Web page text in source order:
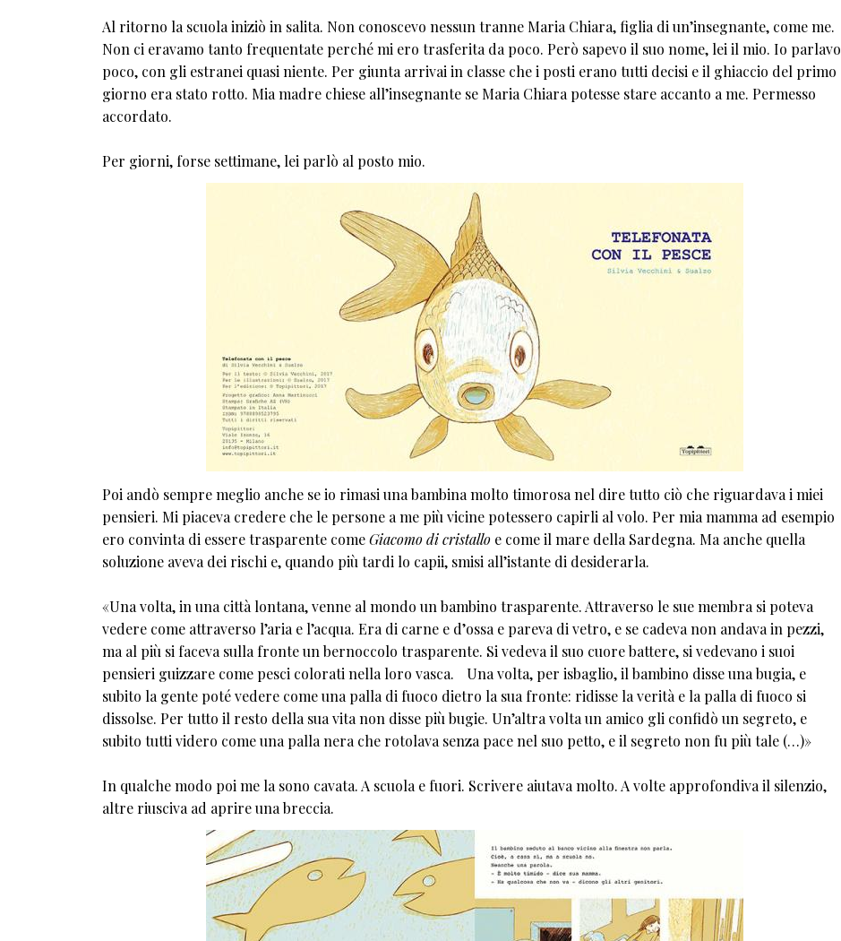
Al ritorno la scuola iniziò in salita. Non conoscevo nessun tranne Maria Chiara, figlia di un’insegnante, come me.
Non ci eravamo tanto frequentate perché mi ero trasferita da poco. Però sapevo il suo nome, lei il mio. Io parlavo
poco, con gli estranei quasi niente. Per giunta arrivai in classe che i posti erano tutti decisi e il ghiaccio del primo
giorno era stato rotto. Mia madre chiese all’insegnante se Maria Chiara potesse stare accanto a me. Permesso
accordato.
Per giorni, forse settimane, lei parlò al posto mio.
Poi andò sempre meglio anche se io rimasi una bambina molto timorosa nel dire tutto ciò che riguardava i miei
pensieri. Mi piaceva credere che le persone a me più vicine potessero capirli al volo. Per mia mamma ad esempio
ero convinta di essere trasparente comeGiacomo di cristallo e come il mare della Sardegna. Ma anche quella
soluzione aveva dei rischi e, quando più tardi lo capii, smisi all’istante di desiderarla.
«Una volta, in una città lontana, venne al mondo un bambino trasparente. Attraverso le sue membra si poteva
vedere come attraverso l’aria e l’acqua. Era di carne e d’ossa e pareva di vetro, e se cadeva non andava in pezzi,
ma al più si faceva sulla fronte un bernoccolo trasparente. Si vedeva il suo cuore battere, si vedevano i suoi
pensieri guizzare come pesci colorati nella loro vasca. Una volta, per isbaglio, il bambino disse una bugia, e
subito la gente poté vedere come una palla di fuoco dietro la sua fronte: ridisse la verità e la palla di fuoco si
dissolse. Per tutto il resto della sua vita non disse più bugie. Un’altra volta un amico gli confidò un segreto, e
subito tutti videro come una palla nera che rotolava senza pace nel suo petto, e il segreto non fu più tale (…)»
In qualche modo poi me la sono cavata. A scuola e fuori. Scrivere aiutava molto. A volte approfondiva il silenzio,
altre riusciva ad aprire una breccia.